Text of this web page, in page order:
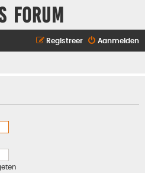
Forum
Aanmelden
Registreer